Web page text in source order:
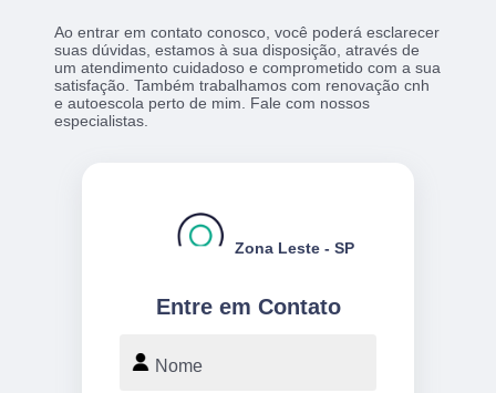
Ao entrar em contato conosco, você poderá esclarecer
suas dúvidas, estamos à sua disposição, através de
um atendimento cuidadoso e comprometido com a sua
satisfação. Também trabalhamos com renovação cnh
e autoescola perto de mim. Fale com nossos
especialistas.
Entre em Contato
Zona Leste - SP